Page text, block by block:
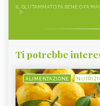
IL GLUTAMMATO FA BENE O FA
FRAGOLINE DI BOSCO
RICETTE
LEMON SNACK, LIMEQUAT
RAPA ROSSA
AVOCADO
FRUTTA DI MARZO
Ti potrebbe
ALIMENTAZIONE